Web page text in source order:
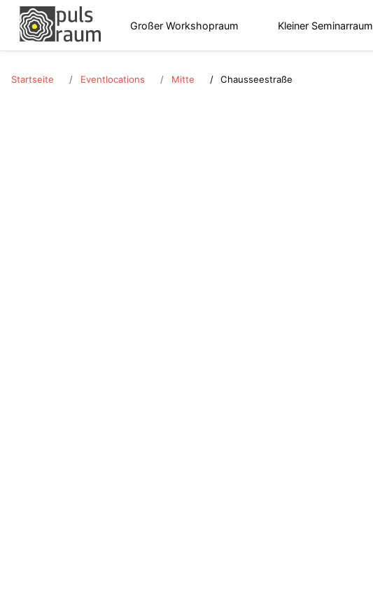
Großer Workshopraum Kleiner Seminarraum
Startseite Eventlocations Mitte Chausseestraße